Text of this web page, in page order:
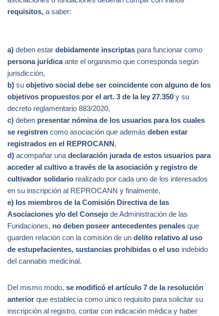
requisitos, a saber:
a) deben estar debidamente inscriptas para funcionar como
persona jurídicaante el organismo que corresponda según
jurisdicción,
b) su objetivo social debe ser coincidente con alguno de los
objetivos propuestos por el art. 3 de la ley 27.350 y su
decreto reglamentario 883/2020,
c) deben presentar nómina de los usuarios para los cuales
se registren como asociación que además deben estar
registrados en el REPROCANN,
d) acompañar una declaración jurada de estos usuarios para
acceder al cultivo a través de la asociación y registro de
cultivador solidario realizado por cada uno de los interesados
en su inscripción al REPROCANN y finalmente,
e) los miembros de la Comisión Directiva de las
Asociaciones y/o del Consejo de Administración de las
Fundaciones, no deben poseer antecedentes penales que
guarden relación con la comisión de un delito relativo al uso
de estupefacientes, sustancias prohibidas o el uso indebido
del cannabis medicinal.
Del mismo modo, se modificó el artículo 7 de la resolución
anterior que establecía como único requisito para solicitar su
inscripción al registro, contar con indicación médica y haber